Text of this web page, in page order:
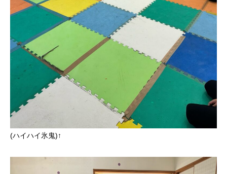
(ハイハイ氷鬼)↑